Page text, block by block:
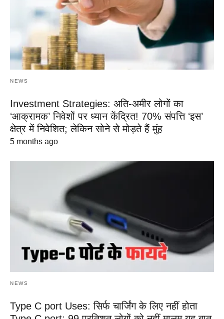
NEWS
Investment Strategies: अति-अमीर लोगों का
‘आक्रामक’ निवेशों पर ध्यान केंद्रित! 70% संपत्ति ‘इस’
क्षेत्र में निवेशित; लेकिन सोने से मोड़ते हैं मुंह
5 months ago
NEWS
Type C port Uses: सिर्फ चार्जिंग के लिए नहीं होता